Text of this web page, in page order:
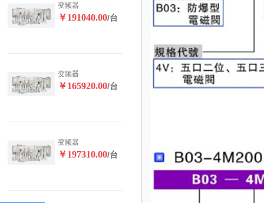
变频器
￥191040.00/台
变频器
￥165920.00/台
变频器
￥197310.00/台